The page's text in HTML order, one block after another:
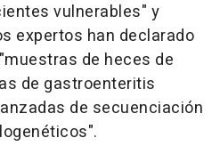
vulnerables" y
expertos han declarado
de heces de
de gastroenteritis
de secuenciación